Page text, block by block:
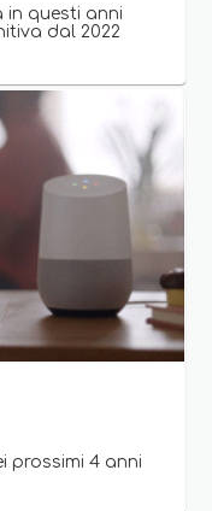
in questi anni
dal 2022
prossimi 4 anni